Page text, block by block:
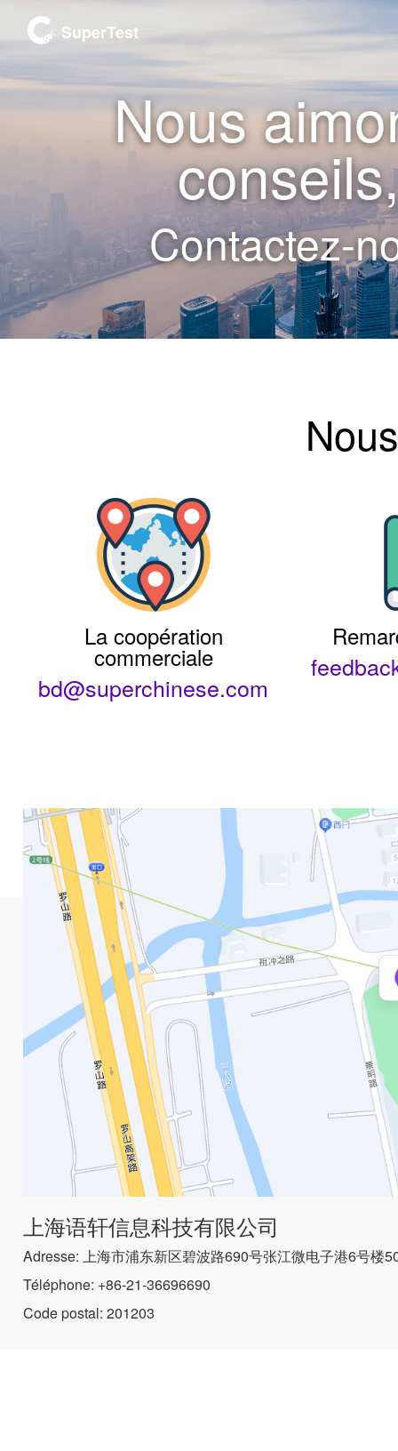
SuperTest
Nous
Contactez-
La coopération
commerciale
bd@superchinese.com
上海语轩信息科技有限公司
Adresse: 上海市浦东新区碧波路690号张江微电子港6号楼
Téléphone: +86-21-36696690
Code postal: 201203